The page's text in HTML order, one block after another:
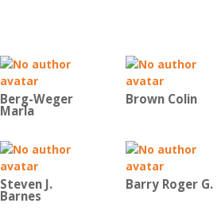
Berg-Weger
Marla
Brown Colin
Steven J.
Barnes
Barry Roger G.